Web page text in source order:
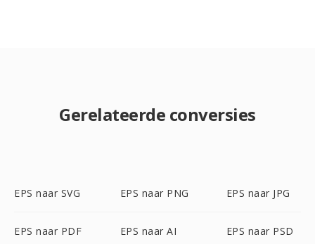
Gerelateerde conversies
EPS naar SVG EPS naar PNG EPS naar JPG
EPS naar PDF EPS naar AI EPS naar PSD